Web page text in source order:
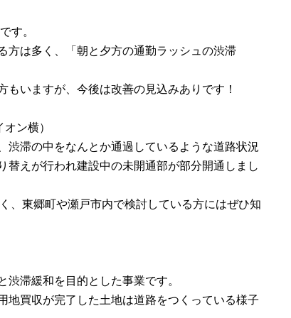
す。
方は多く、「朝と夕方の通勤ラッシュの渋滞
いますが、今後は改善の見込みありです！
ン横）
渋滞の中をなんとか通過しているような道路状況
替えが行われ建設中の未開通部が部分開通しまし
、東郷町や瀬戸市内で検討している方にはぜひ知
滞緩和を目的とした事業です。
地買収が完了した土地は道路をつくっている様子